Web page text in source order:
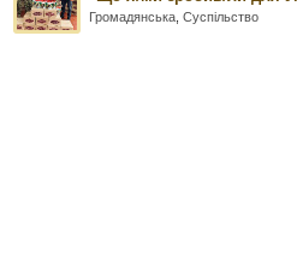
Громадянська ,Суспільство